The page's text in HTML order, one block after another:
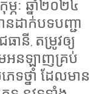
ភៈ ឆ្នាំ២០២៤
ដាក់បទបញ្ជា
ធានី , តម្រូវឲ្យ
អនឡាញគ្រប់
េទថ្នាំ ដែលមាន